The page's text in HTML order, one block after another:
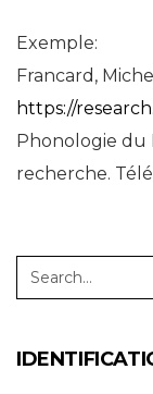
Exemple:
Francard,
https://
Phonologie du
recherche.